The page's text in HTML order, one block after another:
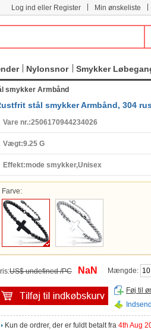
Log ind eller Register Min ønskeliste
Nylonsnor Smykker
smykker Armbånd
stål smykker Armbånd, 304
Vare nr.:2506170944234026
Vægt:9.25 G
Effekt:mode smykker,Unisex
Farve:
US$ undefined /PC NaN Mængde:
Føj til
Kun de ordrer, der er fuldt betalt fra 4th Aug